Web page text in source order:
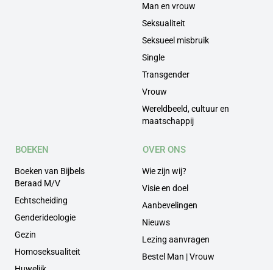
Man en vrouw
Seksualiteit
Seksueel misbruik
Single
Transgender
Vrouw
Wereldbeeld, cultuur en
maatschappij
BOEKEN
Boeken van Bijbels
Beraad M/V
Echtscheiding
Genderideologie
Gezin
Homoseksualiteit
OVER ONS
Wie zijn wij?
Visie en doel
Aanbevelingen
Nieuws
Lezing aanvragen
Bestel Man | Vrouw